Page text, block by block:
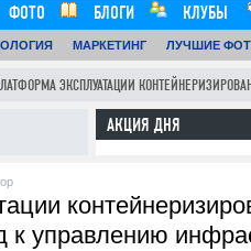
ФОТО БЛОГИ
КЛУБЫ
МАРКЕТИНГ ЛУЧШИЕ
ЭКСПЛУАТАЦИИ
АКЦИЯ ДНЯ
управлению